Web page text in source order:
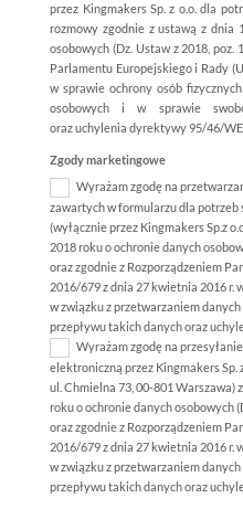
przez Kingmakers Sp. z o.o. dla
rozmowy zgodnie z ustawą z dnia
osobowych (Dz. Ustaw z 2018, poz.
Parlamentu Europejskiego i Rady
w sprawie ochrony osób
osobowych i w sprawie
oraz uchylenia dyrektywy 95/46/WE
Zgody marketingowe
Wyrażam zgodę na
zawartych w formularzu dla
(wyłącznie przez Kingmakers Sp.z
2018 roku o ochronie danych
oraz zgodnie z Rozporządzeniem
2016/679 z dnia 27 kwietnia 2016 r.
w związku z przetwarzaniem
przepływu takich danych oraz
Wyrażam zgodę na
elektroniczną przez Kingmakers Sp.
ul. Chmielna 73, 00-801 Warszawa)
roku o ochronie danych osobowych
oraz zgodnie z Rozporządzeniem
2016/679 z dnia 27 kwietnia 2016 r.
w związku z przetwarzaniem
przepływu takich danych oraz